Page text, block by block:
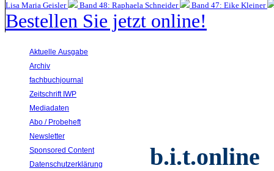
Lisa Maria Geisler
Band 48: Raphaela Schneider Band 47: Eike Kleiner
Bestellen Sie jetzt online!
Aktuelle Ausgabe
Archiv
fachbuchjournal
Zeitschrift IWP
Mediadaten
Abo / Probeheft
Newsletter
Sponsored Content
Datenschutzerklärung
b.i.t.online